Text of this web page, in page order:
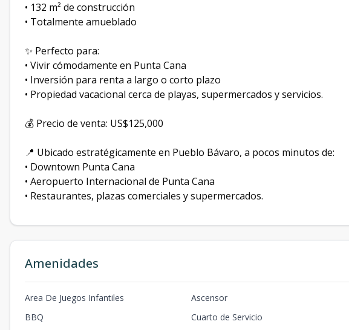
• 132 m² de construcción
• Totalmente amueblado
✨ Perfecto para:
• Vivir cómodamente en Punta Cana
• Inversión para renta a largo o corto plazo
• Propiedad vacacional cerca de playas, supermercados y servicios.
💰 Precio de venta: US$125,000
📍 Ubicado estratégicamente en Pueblo Bávaro, a pocos minutos de:
• Downtown Punta Cana
• Aeropuerto Internacional de Punta Cana
• Restaurantes, plazas comerciales y supermercados.
Amenidades
Area De Juegos Infantiles Ascensor
BBQ
Cuarto de Servicio